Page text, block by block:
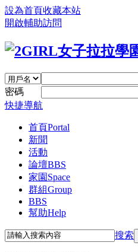
設為首頁收藏本站
開啟輔助訪問
密碼
快捷導航
首頁Portal
新聞
活動
論壇BBS
家園 Space
群組Group
BBS
幫助Help
搜索